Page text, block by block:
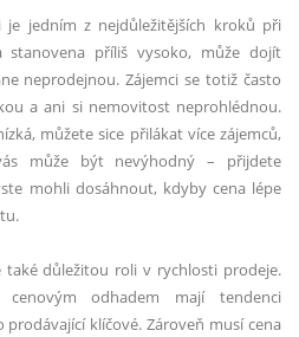
je jedním z nejdůležitějších kroků při
stanovena příliš vysoko, může dojít
neprodejnou. Zájemci se totiž často
a ani si nemovitost neprohlédnou.
můžete sice přilákat více zájemců,
může být nevýhodný – přijdete
mohli dosáhnout, kdyby cena lépe
také důležitou roli v rychlosti prodeje.
odhadem mají tendenci
klíčové. Zároveň musí cena